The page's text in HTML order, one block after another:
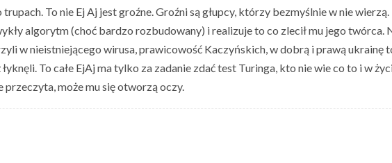
To nie Ej Aj jest groźne. Groźni są głupcy, którzy bezmyślnie w nie
algorytm (choć bardzo rozbudowany) i realizuje to co zlecił mu jego twórca.
w nieistniejącego wirusa, prawicowość Kaczyńskich, w dobrą i prawą ukrainę
łyknęli. To całe EjAj ma tylko za zadanie zdać test Turinga, kto nie wie co to i w
przeczyta, może mu się otworzą oczy.